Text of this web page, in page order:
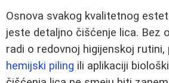
Osnova svakog kvalitetnog
jeste detaljno čišćenje lica. Bez
radi o redovnoj higijenskoj rutini,
hemijski piling ili aplikaciji